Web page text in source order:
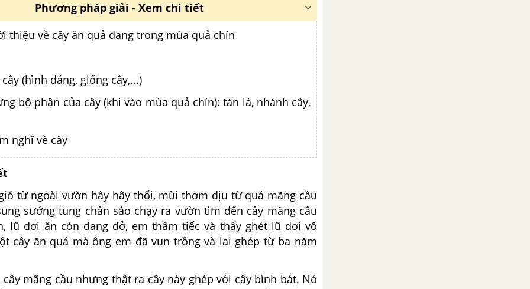
Phương pháp giải - Xem chi tiết
thiệu về cây ăn quả đang trong mùa quả chín
(hình dáng, giống cây,...)
bộ phận của cây (khi vào mùa quả chín): tán lá, nhánh cây,
nghĩ về cây
từ ngoài vườn hây hây thổi, mùi thơm dịu từ quả mãng cầu
sướng tung chân sáo chạy ra vườn tìm đến cây mãng cầu
lũ dơi ăn còn dang dở, em thầm tiếc và thấy ghét lũ dơi vô
cây ăn quả mà ông em đã vun trồng và lai ghép từ ba năm
mãng cầu nhưng thật ra cây này ghép với cây bình bát. Nó